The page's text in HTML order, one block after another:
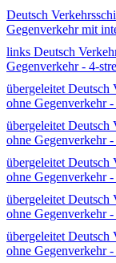
Deutsch
Gegenverkehr mit
links Deutsch
Gegenverkehr - 4-
übergeleitet Deutsch
ohne Gegenverkehr
übergeleitet Deutsch
ohne Gegenverkehr
übergeleitet Deutsch
ohne Gegenverkehr
übergeleitet Deutsch
ohne Gegenverkehr
übergeleitet Deutsch
ohne Gegenverkehr